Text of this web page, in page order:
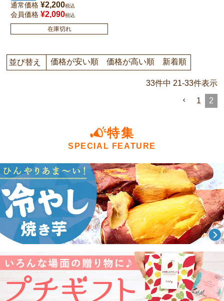
通常価格 ¥2,200税込
会員価格 ¥2,090税込
在庫切れ
並び替え 価格が安い順 価格が高い順 新着順
33件中 21-33件表示
1 2
特集
SPECIAL FEATURE